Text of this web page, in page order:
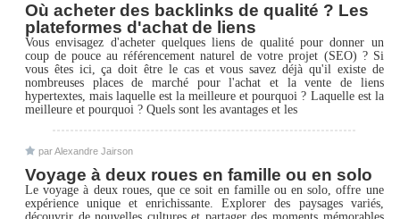
Où acheter des backlinks de qualité ? Les
plateformes d'achat de liens
Vous envisagez d'acheter quelques liens de qualité pour donner un
coup de pouce au référencement naturel de votre projet (SEO) ? Si
vous êtes ici, ça doit être le cas et vous savez déjà qu'il existe de
nombreuses places de marché pour l'achat et la vente de liens
hypertextes, mais laquelle est la meilleure et pourquoi ? Laquelle est la
meilleure et pourquoi ? Quels sont les avantages et les
par Alexandre Jairson
Voyage à deux roues en famille ou en solo
Le voyage à deux roues, que ce soit en famille ou en solo, offre une
expérience unique et enrichissante. Explorer des paysages variés,